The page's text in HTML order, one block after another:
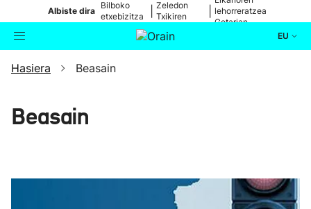
Albiste dira
Bilboko
etxebizitza
Zeledon
Txikiren
lehorreratzea
Getarian
EU
Bilatzailea
Ikusmiran
Hasiera Beasain
Beasain